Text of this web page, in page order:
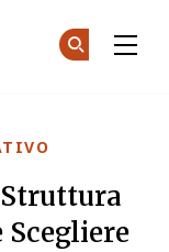
Scegliere